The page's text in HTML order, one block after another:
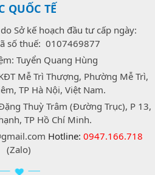
QUỐC TẾ
Sở kế hoạch đầu tư cấp ngày:
số thuế: 0107469877
Tuyển Quang Hùng
Mễ Trì Thượng, Phường Mễ Trì,
TP Hà Nội, Việt Nam.
Thuỳ Trâm (Đường Trục), P 13,
TP Hồ Chí Minh.
Hotline: 0947.166.718
(Zalo)